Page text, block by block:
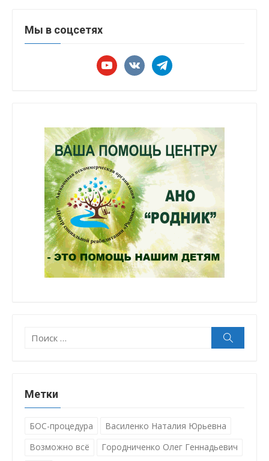
Мы в соцсетях
youtubevkontaktetelegram
Поиск:
Метки
БОС-процедура
Василенко Наталия Юрьевна
Возможно всё
Городниченко Олег Геннадьевич